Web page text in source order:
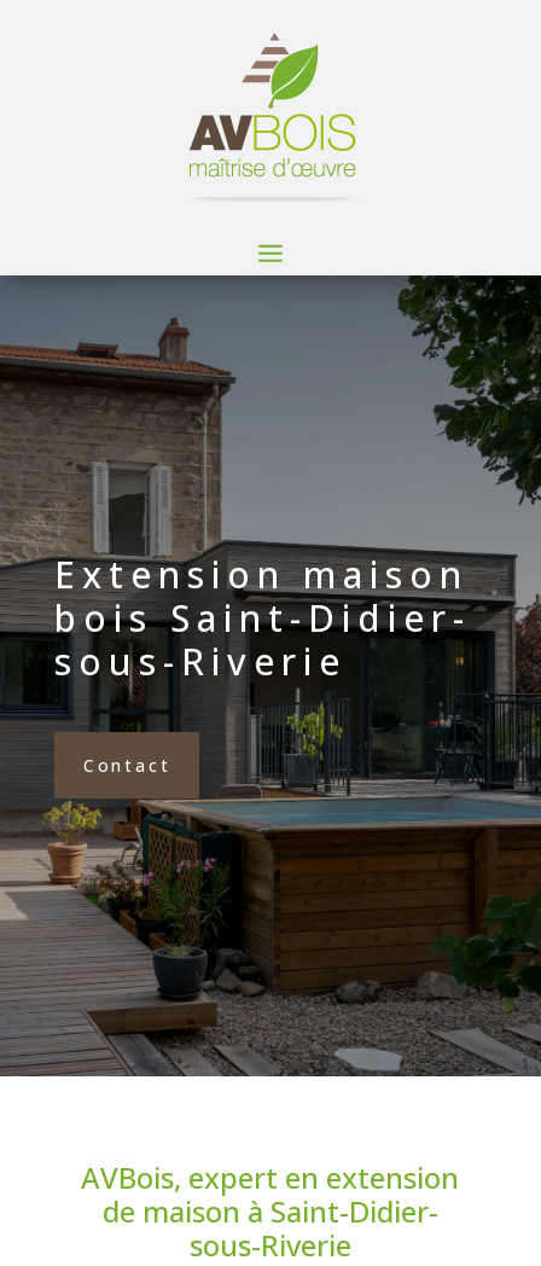
Extension maison
bois Saint-Didier-
sous-Riverie
Contact
AVBois, expert en extension
de maison à Saint-Didier-
sous-Riverie